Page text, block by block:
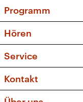
Programm
Sendungen
Musikliste
Kakadu –
Hören
Frequenzen
Service
FAQ
Apps
Kontakt